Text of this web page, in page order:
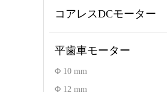
コアレスDCモーター
平歯車モーター
Φ 10 mm
Φ 12 mm